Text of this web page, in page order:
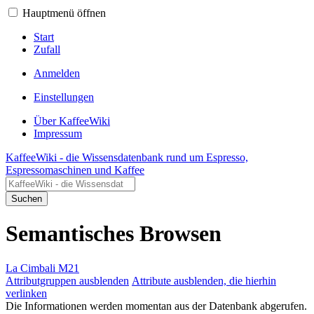
Hauptmenü öffnen
Start
Zufall
Anmelden
Einstellungen
Über KaffeeWiki
Impressum
KaffeeWiki - die Wissensdatenbank rund um Espresso,
Espressomaschinen und Kaffee
Suchen
Semantisches Browsen
La Cimbali M21
Attributgruppen ausblenden Attribute ausblenden, die hierhin
verlinken
Die Informationen werden momentan aus der Datenbank abgerufen.